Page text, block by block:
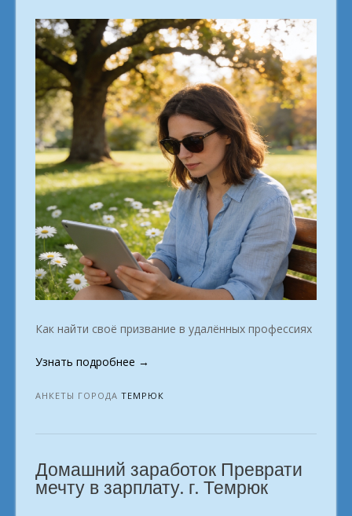
Как найти своё призвание в удалённых профессиях
Узнать подробнее «Заработок
дома:
зарплату.
город
Темрюк»
→
АНКЕТЫ ГОРОДА ТЕМРЮК
Домашний заработок Преврати
мечту в зарплату. г. Темрюк